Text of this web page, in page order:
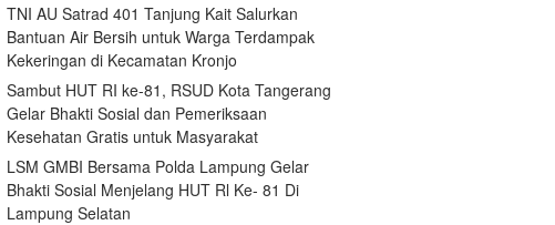
TNI AU Satrad 401 Tanjung Kait Salurkan
Bantuan Air Bersih untuk Warga Terdampak
Kekeringan di Kecamatan Kronjo
Sambut HUT RI ke-81, RSUD Kota Tangerang
Gelar Bhakti Sosial dan Pemeriksaan
Kesehatan Gratis untuk Masyarakat
LSM GMBI Bersama Polda Lampung Gelar
Bhakti Sosial Menjelang HUT Rl Ke- 81 Di
Lampung Selatan